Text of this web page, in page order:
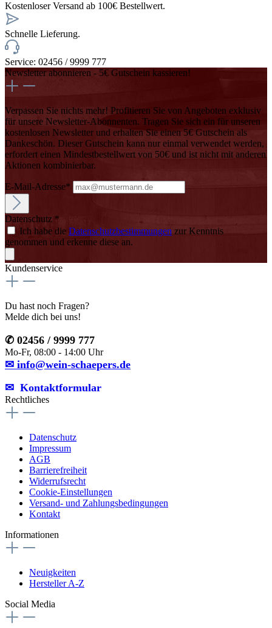
Kostenloser Versand ab 100€ Bestellwert.
Schnelle Lieferung.
Service: 02456 / 9999 777
Newsletter abonnieren - 5€ Gutschein kassieren!
Verpassen Sie nichts mehr! Profitieren Sie von Angeboten exklusiv
für unsere Newsletter-Abonnenten. Tragen Sie sich ein für unseren
kostenlosen Newsletter und erhalten Sie einen 5€ Gutschein als
Dankeschön. Dieser Gutschein kann nur einmal verwendet werden,
erfordert einen Mindestbestellwert von 50€ und ist nicht mit anderen
Aktionen kombinierbar.
E-Mail-Adresse*
Datenschutz *
Ich habe die Datenschutzbestimmungen zur Kenntnis
genommen und erkenne diese an.
Kundenservice
Du hast noch Fragen?
Melde dich bei uns!
✆ 02456 / 9999 777
Mo-Fr, 08:00 - 14:00 Uhr
✉ info@wein-schaepers.de
✉︎ Kontaktformular
Rechtliches
Datenschutz
Impressum
AGB
Barrierefreiheit
Widerrufsrecht
Cookie-Einstellungen
Versand- und Zahlungsbedingungen
Kontakt
Informationen
Neuigkeiten
Hersteller A-Z
Social Media